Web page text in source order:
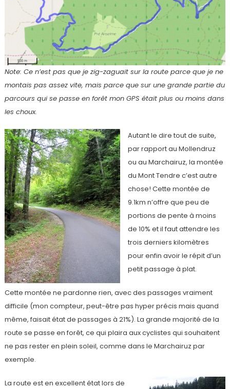
Note: Ce n’est pas que je zig-zaguait sur la route parce que je ne
montais pas assez vite, mais parce que sur une grande partie du
parcours qui se passe en forêt mon GPS était plus ou moins dans
les choux.
Autant le dire tout de suite,
par rapport au Mollendruz
ou au Marchairuz, la montée
du Mont Tendre c’est autre
chose! Cette montée de
9.1km n’offre que peu de
portions de pente à moins
de 10% et il faut attendre les
trois derniers kilomètres
pour enfin avoir le répit d’un
petit passage à plat.
Cette montée ne pardonne rien, avec des passages vraiment
difficile (mon compteur, peut-être pas hyper précis mais quand
même, faisait état de passages à 21%). La grande majorité de la
route se passe en forêt, ce qui plaira aux cyclistes qui souhaitent
ne pas rester en plein soleil, comme dans le Marchairuz par
exemple.
La route est en excellent état lors de